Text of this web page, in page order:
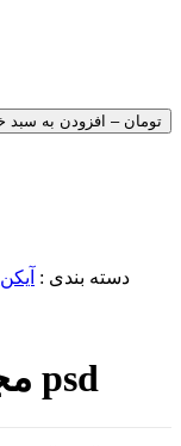
دسته بندی :
مجموعه آیکن میکی موز psd